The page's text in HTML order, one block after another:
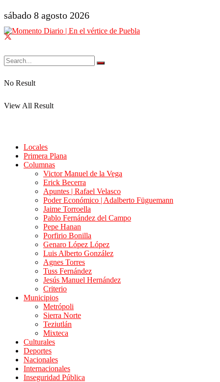
sábado 8 agosto 2026
No Result
View All Result
Locales
Primera Plana
Columnas
Victor Manuel de la Vega
Erick Becerra
Apuntes | Rafael Velasco
Poder Económico | Adalberto Füguemann
Jaime Torroella
Pablo Fernández del Campo
Pepe Hanan
Porfirio Bonilla
Genaro López López
Luis Alberto González
Agnes Torres
Tuss Fernández
Jesús Manuel Hernández
Criterio
Municipios
Metrópoli
Sierra Norte
Teziutlán
Mixteca
Culturales
Deportes
Nacionales
Internacionales
Inseguridad Pública